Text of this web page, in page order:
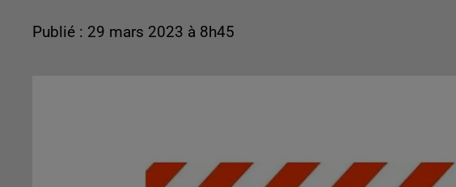
Publié : 29 mars 2023 à 8h45